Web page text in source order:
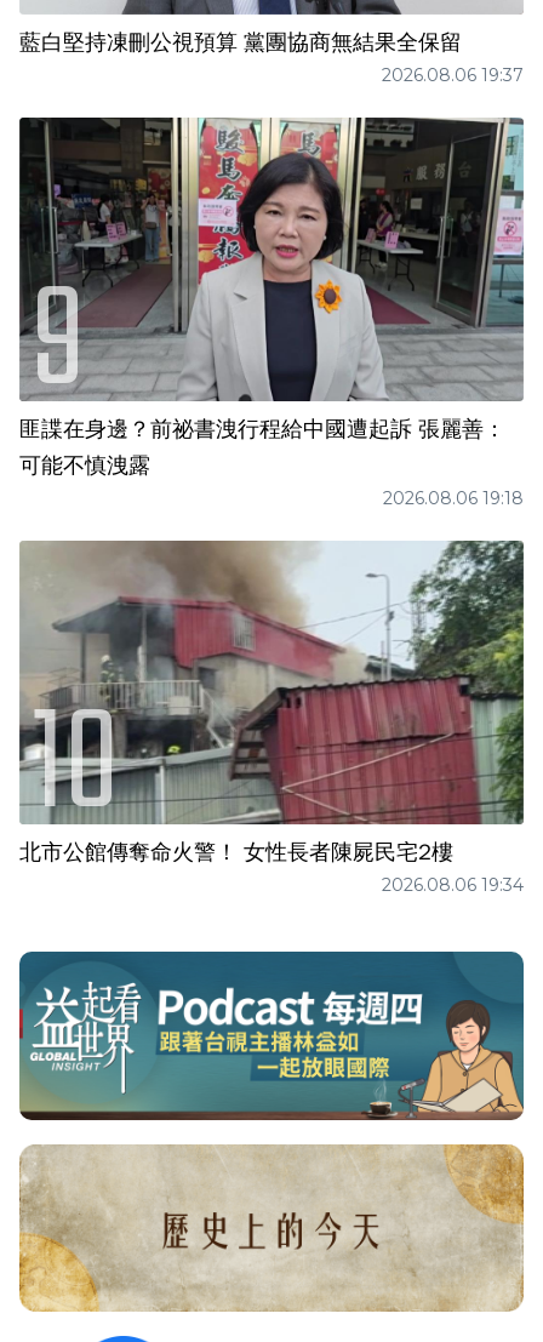
藍白堅持凍刪公視預算 黨團協商無結果全保留
2026.08.06 19:37
匪諜在身邊？前祕書洩行程給中國遭起訴 張麗善：
可能不慎洩露
2026.08.06 19:18
北市公館傳奪命火警！ 女性長者陳屍民宅2樓
2026.08.06 19:34